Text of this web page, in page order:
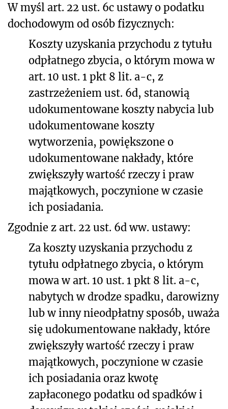
W myśl art. 22 ust. 6c ustawy o podatku
dochodowym od osób fizycznych:
Koszty uzyskania przychodu z tytułu
odpłatnego zbycia, o którym mowa w
art. 10 ust. 1 pkt 8 lit. a-c, z
zastrzeżeniem ust. 6d, stanowią
udokumentowane koszty nabycia lub
udokumentowane koszty
wytworzenia, powiększone o
udokumentowane nakłady, które
zwiększyły wartość rzeczy i praw
majątkowych, poczynione w czasie
ich posiadania.
Zgodnie z art. 22 ust. 6d ww. ustawy:
Za koszty uzyskania przychodu z
tytułu odpłatnego zbycia, o którym
mowa w art. 10 ust. 1 pkt 8 lit. a-c,
nabytych w drodze spadku, darowizny
lub w inny nieodpłatny sposób, uważa
się udokumentowane nakłady, które
zwiększyły wartość rzeczy i praw
majątkowych, poczynione w czasie
ich posiadania oraz kwotę
zapłaconego podatku od spadków i